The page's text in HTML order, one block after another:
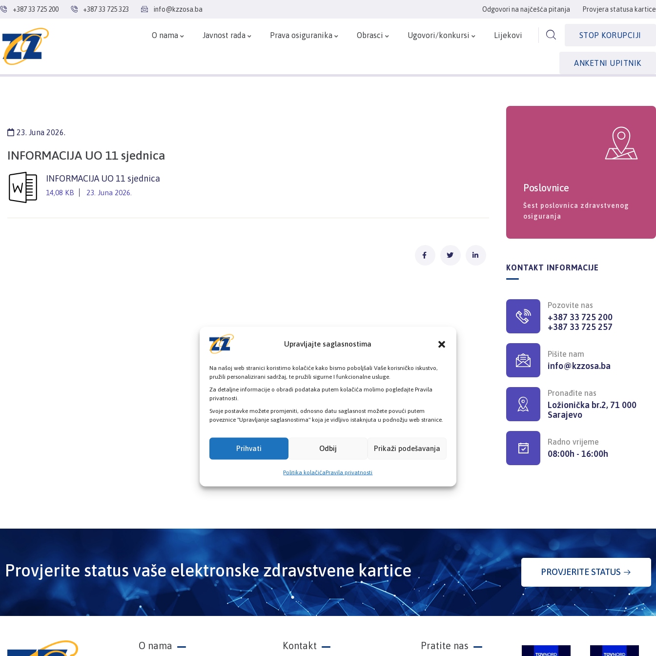
Upravljajte saglasnostima
Na našoj web stranici koristimo kolačiće kako bismo poboljšali Vaše korisničko iskustvo,
pružili personalizirani sadržaj, te pružili sigurne I funkcionalne usluge.
Za detaljne informacije o obradi podataka putem kolačića molimo pogledajte Pravila
privatnosti.
Svoje postavke možete promjeniti, odnosno datu saglasnost možete povući putem
poveznice "Upravljanje saglasnostima" koja je vidljivo istaknjuta u podnožju web stranice.
Prihvati Odbij Prikaži podešavanja
Politika kolačićaPravila privatnosti
+387 33 725 200 +387 33 725 323 info@kzzosa.ba Odgovori na najčešća pitanja Provjera statusa kartice
O nama Javnost rada Prava osiguranika Obrasci Ugovori/konkursi Lijekovi STOP KORUPCIJI
ANKETNI UPITNIK
23. Juna 2026.
INFORMACIJA UO 11 sjednica
INFORMACIJA UO 11 sjednica
14,08 KB 23. Juna 2026. Poslovnice
Šest poslovnica zdravstvenog
osiguranja
KONTAKT INFORMACIJE
Pozovite nas
+387 33 725 200
+387 33 725 257
Pišite nam
info@kzzosa.ba
Pronađite nas
Ložionička br.2, 71 000
Sarajevo
Radno vrijeme
08:00h - 16:00h
Provjerite status vaše elektronske zdravstvene kartice PROVJERITE STATUS
O nama Kontakt Pratite nas